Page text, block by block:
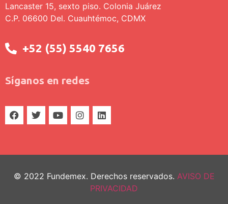
Lancaster 15, sexto piso. Colonia Juárez
C.P. 06600 Del. Cuauhtémoc, CDMX
+52 (55) 5540 7656
Síganos en redes
© 2022 Fundemex. Derechos reservados. AVISO DE
PRIVACIDAD